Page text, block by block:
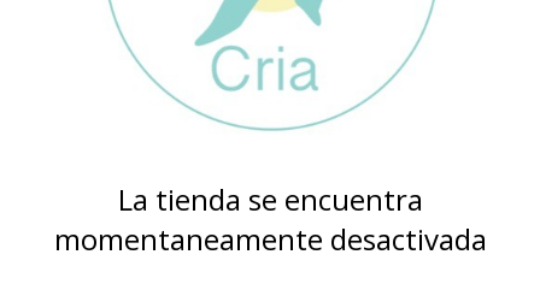
La tienda se encuentra
momentaneamente desactivada